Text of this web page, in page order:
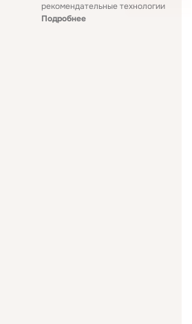
рекомендательные технологии
Подробнее